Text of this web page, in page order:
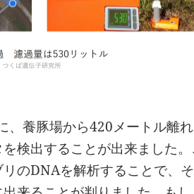
、養豚場から420メートル離
検出することが出来ました
のDNAを解析することで、